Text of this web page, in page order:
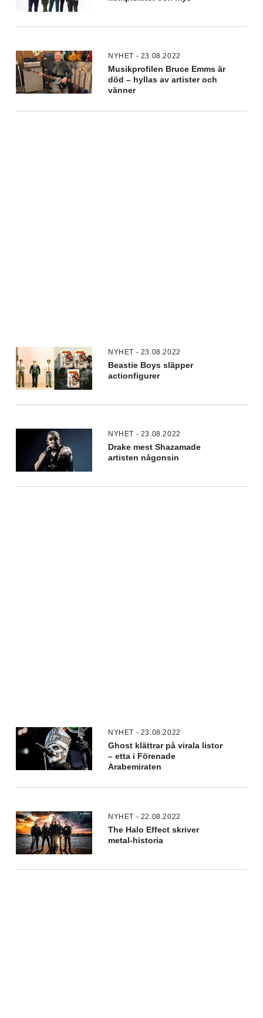
NYHET - 23.08.2022
Musikprofilen Bruce Emms är
död – hyllas av artister och
vänner
NYHET - 23.08.2022
Beastie Boys släpper
actionfigurer
NYHET - 23.08.2022
Drake mest Shazamade
artisten någonsin
NYHET - 23.08.2022
Ghost klättrar på virala listor
– etta i Förenade
Arabemiraten
NYHET - 22.08.2022
The Halo Effect skriver
metal-historia